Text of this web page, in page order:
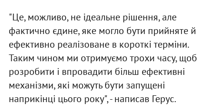
"Це, можливо, не ідеальне рішення, але
фактично єдине, яке могло бути прийняте й
ефективно реалізоване в короткі терміни.
Таким чином ми отримуємо трохи часу, щоб
розробити і впровадити більш ефективні
механізми, які можуть бути запущені
наприкінці цього року", - написав Герус.